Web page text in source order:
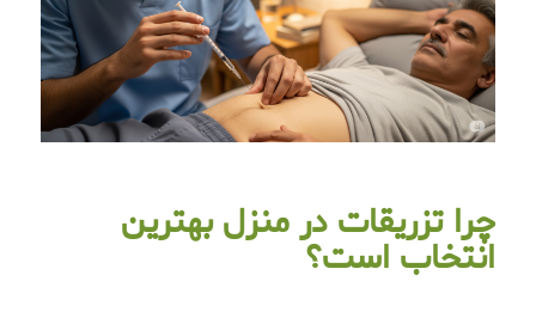
چرا تزریقات در منزل بهترین
انتخاب است؟